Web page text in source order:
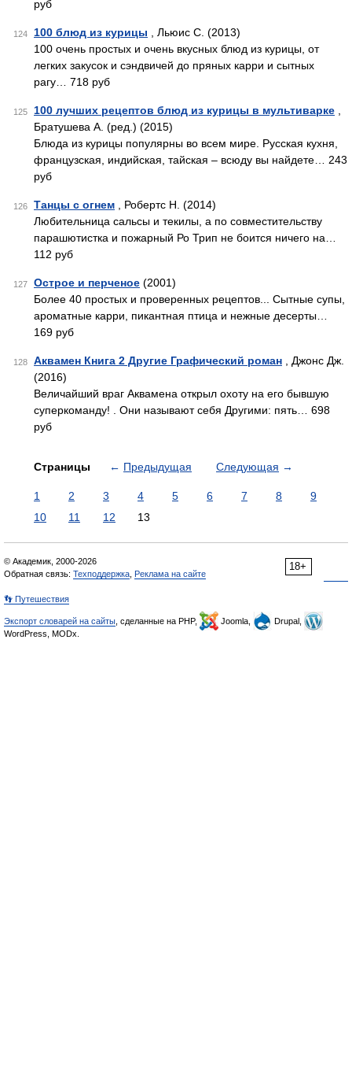
руб
124 100 блюд из курицы , Льюис С. (2013)
100 очень простых и очень вкусных блюд из курицы, от
легких закусок и сэндвичей до пряных карри и сытных
рагу… 718 руб
125 100 лучших рецептов блюд из курицы в мультиварке
Братушева А. (ред.) (2015)
Блюда из курицы популярны во всем мире. Русская кухня,
французская, индийская, тайская – всюду вы найдете… 243
руб
126 Танцы с огнем , Робертс Н. (2014)
Любительница сальсы и текилы, а по совместительству
парашютистка и пожарный Ро Трип не боится ничего на…
112 руб
127 Острое и перченое (2001)
Более 40 простых и проверенных рецептов... Сытные супы,
ароматные карри, пикантная птица и нежные десерты…
169 руб
128 Аквамен Книга 2 Другие Графический роман , Джонс Дж.
(2016)
Величайший враг Аквамена открыл охоту на его бывшую
суперкоманду! . Они называют себя Другими: пять… 698
руб
Страницы ← Предыдущая Следующая →
1 2 3 4 5 6 7 8
9
10
11 12 13
18+
© Академик, 2000-2026
Обратная связь: Техподдержка Реклама на сайте
👣 Путешествия
Экспорт словарей на сайты , сделанные на PHP, Joomla,
Drupal,
WordPress, MODx.